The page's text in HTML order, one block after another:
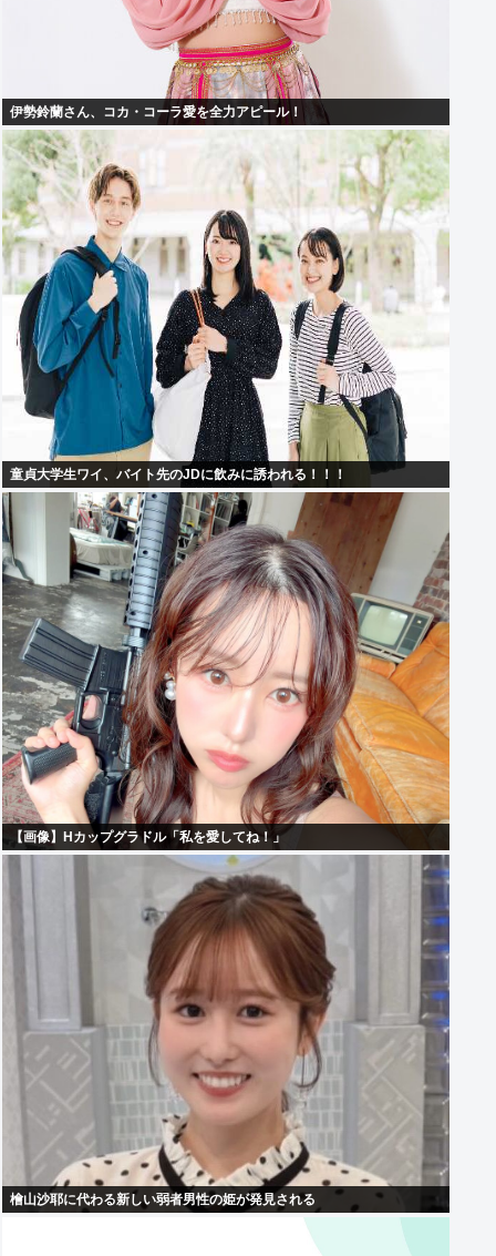
伊勢鈴蘭さん、コカ・コーラ愛を全力アピール！
童貞大学生ワイ、バイト先のJDに飲みに誘われる！！！
【画像】Hカップグラドル「私を愛してね！」
檜山沙耶に代わる新しい弱者男性の姫が発見される